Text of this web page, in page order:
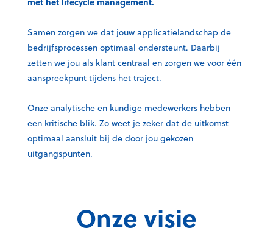
Samen zorgen we dat jouw applicatielandschap de
bedrijfsprocessen optimaal ondersteunt. Daarbij
zetten we jou als klant centraal en zorgen we voor één
aanspreekpunt tijdens het traject.
Onze analytische en kundige medewerkers hebben
een kritische blik. Zo weet je zeker dat de uitkomst
optimaal aansluit bij de door jou gekozen
uitgangspunten.
Onze visie